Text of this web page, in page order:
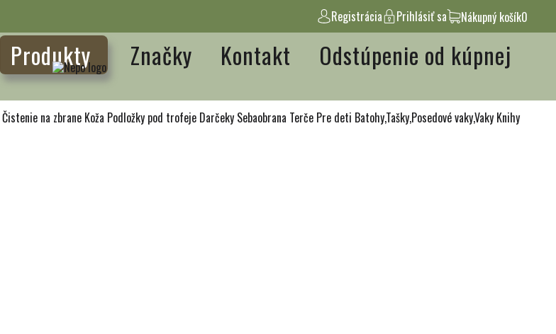
Registrácia Prihlásiť sa Nákupný košík0
Produkty Značky Kontakt Odstúpenie od kúpnej
Čistenie na zbrane Koža Podložky pod trofeje Darčeky Sebaobrana Terče Pre deti Batohy,Tašky,Posedové vaky,Vaky Knihy